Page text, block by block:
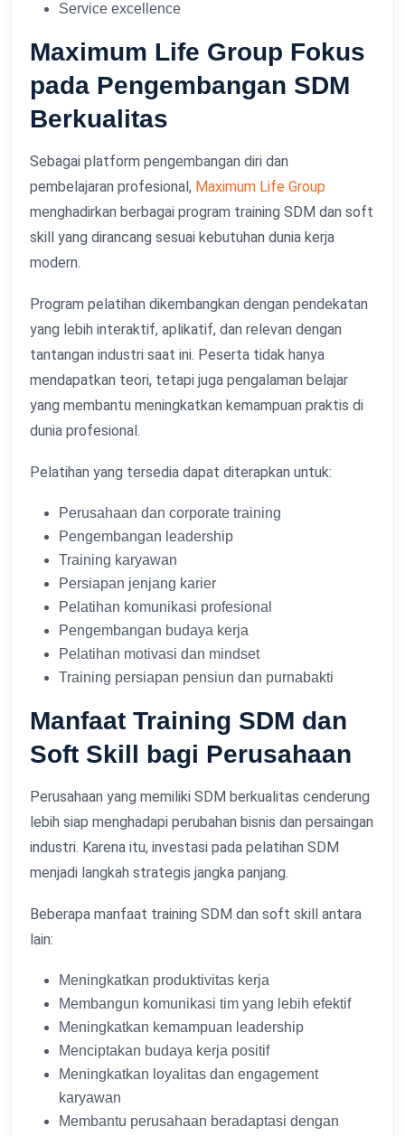
Service excellence
Maximum Life Group Fokus
pada Pengembangan SDM
Berkualitas
Sebagai platform pengembangan diri dan
pembelajaran profesional, Maximum Life Group
menghadirkan berbagai program training SDM dan soft
skill yang dirancang sesuai kebutuhan dunia kerja
modern.
Program pelatihan dikembangkan dengan pendekatan
yang lebih interaktif, aplikatif, dan relevan dengan
tantangan industri saat ini. Peserta tidak hanya
mendapatkan teori, tetapi juga pengalaman belajar
yang membantu meningkatkan kemampuan praktis di
dunia profesional.
Pelatihan yang tersedia dapat diterapkan untuk:
Perusahaan dan corporate training
Pengembangan leadership
Training karyawan
Persiapan jenjang karier
Pelatihan komunikasi profesional
Pengembangan budaya kerja
Pelatihan motivasi dan mindset
Training persiapan pensiun dan purnabakti
Manfaat Training SDM dan
Soft Skill bagi Perusahaan
Perusahaan yang memiliki SDM berkualitas cenderung
lebih siap menghadapi perubahan bisnis dan persaingan
industri. Karena itu, investasi pada pelatihan SDM
menjadi langkah strategis jangka panjang.
Beberapa manfaat training SDM dan soft skill antara
lain:
Meningkatkan produktivitas kerja
Membangun komunikasi tim yang lebih efektif
Meningkatkan kemampuan leadership
Menciptakan budaya kerja positif
Meningkatkan loyalitas dan engagement
karyawan
Membantu perusahaan beradaptasi dengan